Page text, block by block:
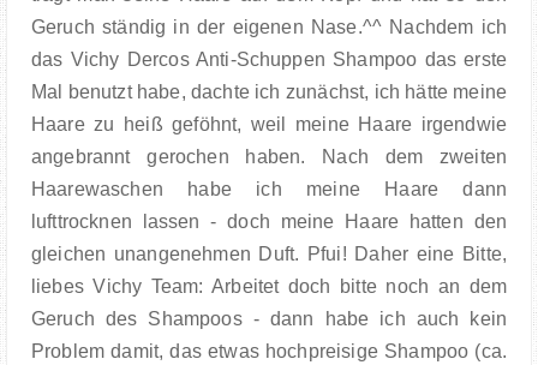
Geruch ständig in der eigenen Nase.^^ Nachdem ich
das Vichy Dercos Anti-Schuppen Shampoo das erste
Mal benutzt habe, dachte ich zunächst, ich hätte meine
Haare zu heiß geföhnt, weil meine Haare irgendwie
angebrannt gerochen haben. Nach dem zweiten
Haarewaschen habe ich meine Haare dann
lufttrocknen lassen - doch meine Haare hatten den
gleichen unangenehmen Duft. Pfui! Daher eine Bitte,
liebes Vichy Team: Arbeitet doch bitte noch an dem
Geruch des Shampoos - dann habe ich auch kein
Problem damit, das etwas hochpreisige Shampoo (ca.